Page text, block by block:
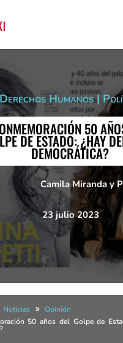
Humanos|
50
DE ESTADO: ¿HAY
DEMOCRÁTICA?
Camila Miranda y
23 julio 2023
Noticias
Opinión
50 años del Golpe de